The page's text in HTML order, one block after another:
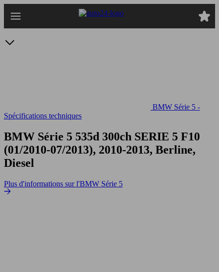
au
BMW Série 5 -
Spécifications techniques
BMW Série 5 535d 300ch SERIE 5 F10
(01/2010-07/2013), 2010-2013, Berline,
Diesel
Plus d'informations sur l'BMW Série 5